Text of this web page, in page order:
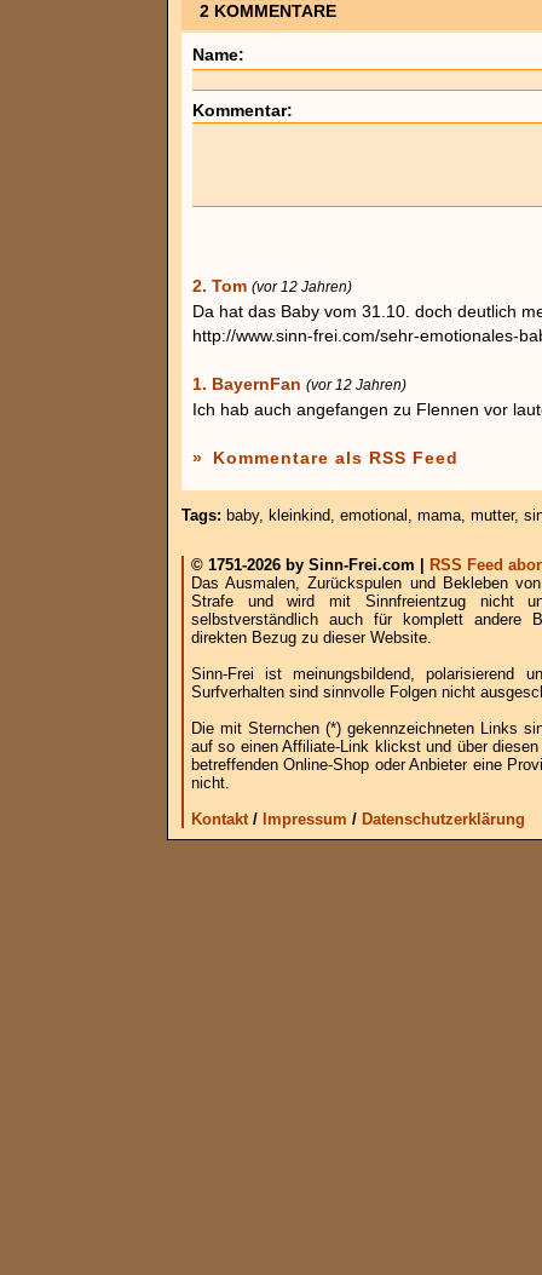
2 KOMMENTARE
Name:
Kommentar:
2. Tom (vor 12 Jahren)
Da hat das Baby vom 31.10. doch deutlich
http://www.sinn-frei.com/sehr-emotionales-
1. BayernFan (vor 12 Jahren)
Ich hab auch angefangen zu Flennen vor
» Kommentare als RSS Feed
Tags: baby, kleinkind, emotional , mama, mutter,
© 1751-2026 by Sinn-Frei.com |
RSS Feed
Das Ausmalen, Zurückspulen und Bekleben
Strafe und wird mit Sinnfreientzug nicht
selbstverständlich auch für komplett andere
direkten Bezug zu dieser Website.
Sinn-Frei ist meinungsbildend, polarisierend
Surfverhalten sind sinnvolle Folgen nicht
Die mit Sternchen (*) gekennzeichneten Links
auf so einen Affiliate-Link klickst und über
betreffenden Online-Shop oder Anbieter eine
nicht.
Kontakt/ Impressum / Datenschutzerklärung